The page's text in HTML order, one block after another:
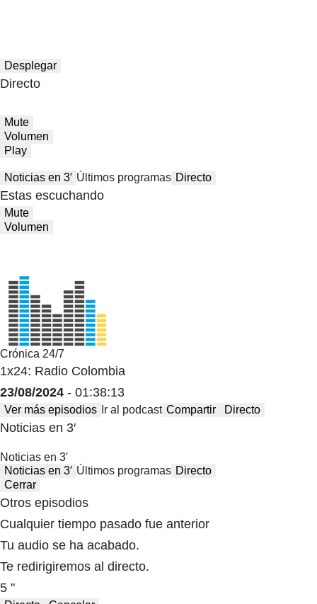
Desplegar
Directo
Mute
Volumen
Play
Noticias en 3′ Últimos programas Directo
Estas escuchando
Mute
Volumen
Crónica 24/7
1x24: Radio Colombia
23/08/2024 - 01:38:13
Ver más episodios Ir al podcast Compartir Directo
Noticias en 3′
Noticias en 3′
Noticias en 3′ Últimos programas Directo
Cerrar
Otros episodios
Cualquier tiempo pasado fue anterior
Tu audio se ha acabado.
Te redirigiremos al directo.
5 "